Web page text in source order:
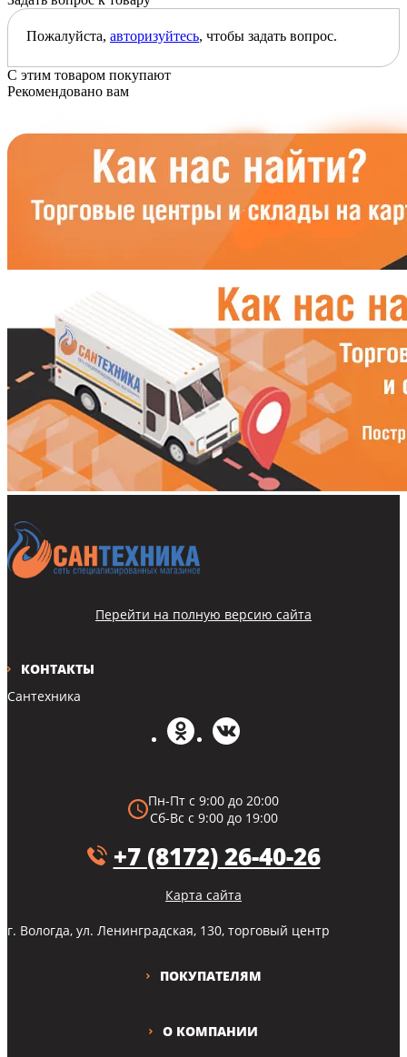
Пожалуйста, авторизуйтесь, чтобы задать вопрос.
С этим товаром покупают
Рекомендовано вам
О КОМПАНИИ
ПОКУПАТЕЛЯМ
КОНТАКТЫ
Сантехника
Пн-Пт с 9:00 до 20:00
Сб-Вс с 9:00 до 19:00
+7 (8172) 26-40-26
Карта сайта
г. Вологда, ул. Ленинградская, 130, торговый центр
Перейти на полную версию сайта